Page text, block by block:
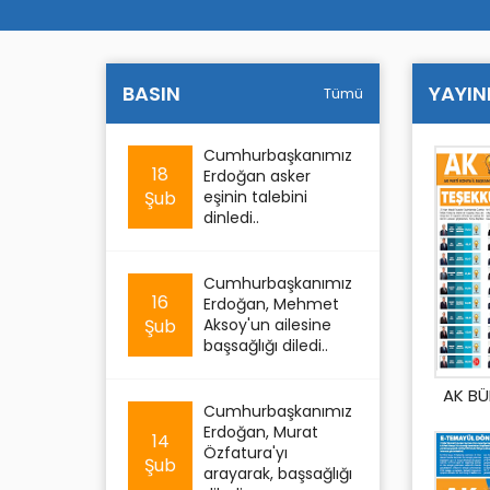
BASIN Tümü
18
Şub
Cumhurbaşkanımız
Erdoğan asker
eşinin talebini
dinledi..
16
Şub
Cumhurbaşkanımız
Erdoğan, Mehmet
Aksoy'un ailesine
başsağlığı diledi..
14
Şub
Cumhurbaşkanımız
Erdoğan, Murat
Özfatura'yı
arayarak, başsağlığı
AK